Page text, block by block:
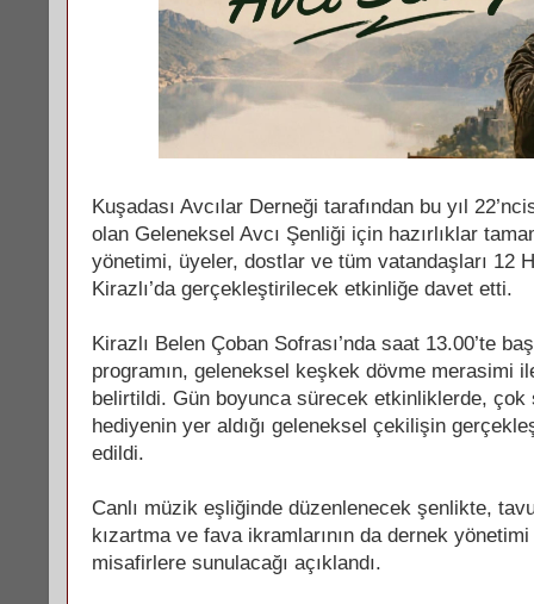
Kuşadası Avcılar Derneği tarafından bu yıl
olan Geleneksel Avcı Şenliği için hazırlıklar
yönetimi, üyeler, dostlar ve tüm vatandaşları 12
Kirazlı’da gerçekleştirilecek etkinliğe davet etti.
Kirazlı Belen Çoban Sofrası’nda saat 13.00’te
programın, geleneksel keşkek dövme merasimi
belirtildi. Gün boyunca sürecek etkinliklerde, çok
hediyenin yer aldığı geleneksel çekilişin
edildi.
Canlı müzik eşliğinde düzenlenecek şenlikte,
kızartma ve fava ikramlarının da dernek yönetimi
misafirlere sunulacağı açıklandı.